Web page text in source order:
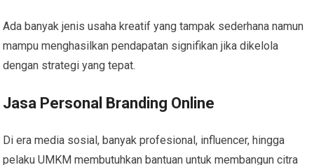
Ada banyak jenis usaha kreatif yang tampak sederhana namun
mampu menghasilkan pendapatan signifikan jika dikelola
dengan strategi yang tepat.
Jasa Personal Branding Online
Di era media sosial, banyak profesional, influencer, hingga
pelaku UMKM membutuhkan bantuan untuk membangun citra